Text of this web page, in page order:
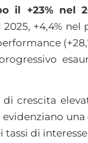
il +23% nel
+4,4%
crescita
evidenziano una
tassi di